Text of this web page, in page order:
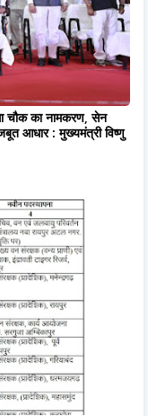
चौक का नामकरण, सेन
आधार : मुख्यमंत्री विष्णु